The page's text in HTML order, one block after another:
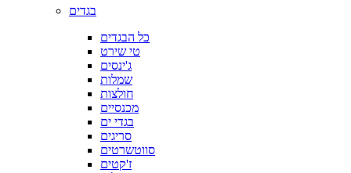
בגדים
כל הבגדים
טי שירט
ג'ינסים
שמלות
חולצות
מכנסיים
בגדי ים
סריגים
סווטשרטים
ז'קטים